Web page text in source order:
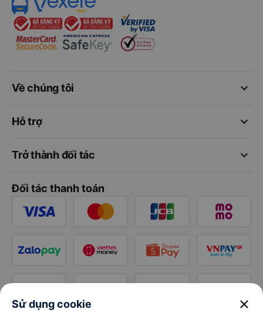
keyboard_arrow_down
Về chúng tôi
keyboard_arrow_down
Hỗ trợ
keyboard_arrow_down
Trở thành đối tác
Đối tác thanh toán
Sử dụng cookie close